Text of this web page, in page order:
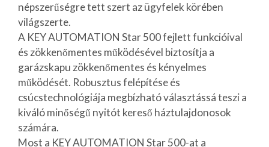
népszerűségre tett szert az ügyfelek körében
világszerte.
A KEY AUTOMATION Star 500 fejlett funkcióival
és zökkenőmentes működésével biztosítja a
garázskapu zökkenőmentes és kényelmes
működését. Robusztus felépítése és
csúcstechnológiája megbízható választássá teszi a
kiváló minőségű nyitót kereső háztulajdonosok
számára.
Most a KEY AUTOMATION Star 500-at a